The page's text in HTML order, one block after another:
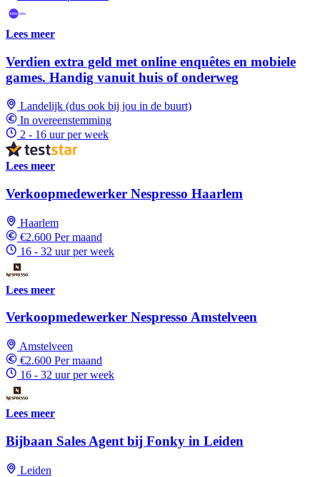
Lees meer
Verdien extra geld met online enquêtes en mobiele
games. Handig vanuit huis of onderweg
Landelijk (dus ook bij jou in de buurt)
In overeenstemming
2 - 16 uur per week
Lees meer
Verkoopmedewerker Nespresso Haarlem
Haarlem
€2.600 Per maand
16 - 32 uur per week
Lees meer
Verkoopmedewerker Nespresso Amstelveen
Amstelveen
€2.600 Per maand
16 - 32 uur per week
Lees meer
Bijbaan Sales Agent bij Fonky in Leiden
Leiden